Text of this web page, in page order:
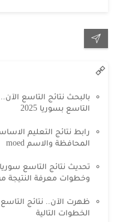
بالبحث نتائج التاسع
التاسع بسوريا 2025
المحافظة والاسم moed
وخطوات معرفة النتيجة
الخطوات التالية